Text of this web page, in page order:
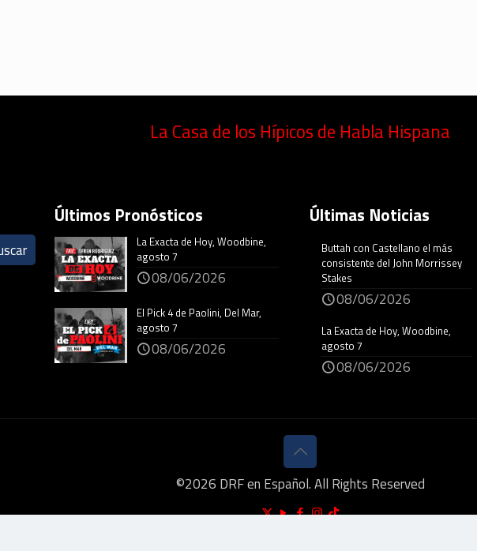
La Casa de los Hípicos de Habla Hispana
Últimos Pronósticos
La Exacta de Hoy, Woodbine,
agosto 7
08/06/2026
El Pick 4 de Paolini, Del Mar,
agosto 7
08/06/2026
Últimas Noticias
Buttah con Castellano el más
consistente del John Morrissey
Stakes
08/06/2026
La Exacta de Hoy, Woodbine,
agosto 7
08/06/2026
©2026 DRF en Español. All Rights Reserved